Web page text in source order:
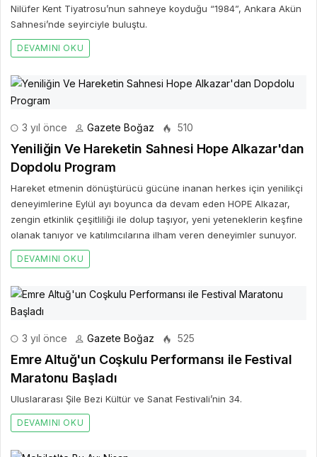
Nilüfer Kent Tiyatrosu’nun sahneye koyduğu “1984”, Ankara Akün
Sahnesi’nde seyirciyle buluştu.
DEVAMINI OKU
3 yıl önce Gazete Boğaz 510
Yeniliğin Ve Hareketin Sahnesi Hope Alkazar'dan
Dopdolu Program
Hareket etmenin dönüştürücü gücüne inanan herkes için yenilikçi
deneyimlerine Eylül ayı boyunca da devam eden HOPE Alkazar,
zengin etkinlik çeşitliliği ile dolup taşıyor, yeni yeteneklerin keşfine
olanak tanıyor ve katılımcılarına ilham veren deneyimler sunuyor.
DEVAMINI OKU
3 yıl önce Gazete Boğaz 525
Emre Altuğ'un Coşkulu Performansı ile Festival
Maratonu Başladı
Uluslararası Şile Bezi Kültür ve Sanat Festivali’nin 34.
DEVAMINI OKU